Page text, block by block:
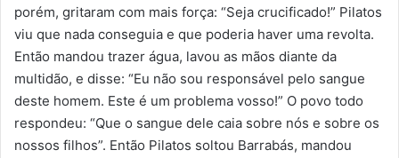
porém, gritaram com mais força: “Seja crucificado!” Pilatos
viu que nada conseguia e que poderia haver uma revolta.
Então mandou trazer água, lavou as mãos diante da
multidão, e disse: “Eu não sou responsável pelo sangue
deste homem. Este é um problema vosso!” O povo todo
respondeu: “Que o sangue dele caia sobre nós e sobre os
nossos filhos”. Então Pilatos soltou Barrabás, mandou